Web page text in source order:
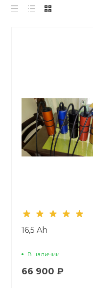
16,5 Ah
В наличии
66 900 ₽